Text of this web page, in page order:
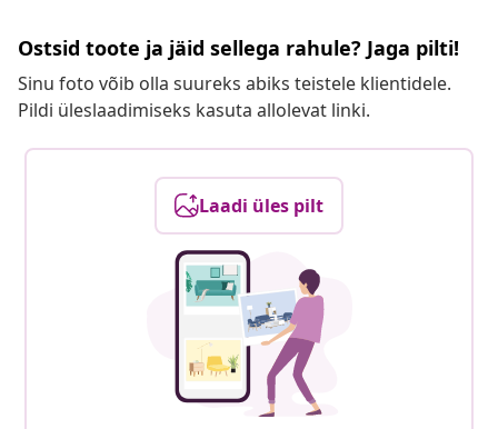
Ostsid toote ja jäid sellega rahule? Jaga pilti!
Sinu foto võib olla suureks abiks teistele klientidele.
Pildi üleslaadimiseks kasuta allolevat linki.
Laadi üles pilt